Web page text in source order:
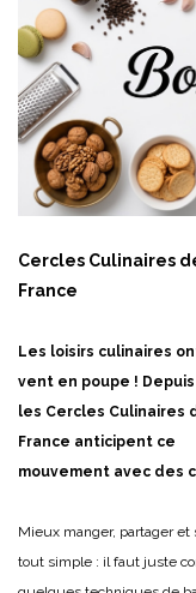
Cercles Culinaires
France
Les loisirs culinaires
vent en poupe ! Depuis
les Cercles Culinaires
France anticipent ce
mouvement avec des
Mieux manger, partager
tout simple : il faut juste